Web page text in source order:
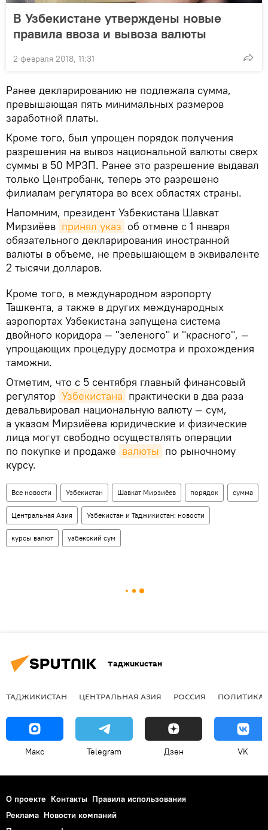
В Узбекистане утверждены новые
правила ввоза и вывоза валюты
2 февраля 2018, 11:31
Ранее декларированию не подлежала сумма,
превышающая пять минимальных размеров
заработной платы.
Кроме того, был упрощен порядок получения
разрешения на вывоз национальной валюты сверх
суммы в 50 МРЗП. Ранее это разрешение выдавал
только Центробанк, теперь это разрешено
филиалам регулятора во всех областях страны.
Напомним, президент Узбекистана Шавкат
Мирзиёев принял указ об отмене с 1 января
обязательного декларирования иностранной
валюты в объеме, не превышающем в эквиваленте
2 тысячи долларов.
Кроме того, в международном аэропорту
Ташкента, а также в других международных
аэропортах Узбекистана запущена система
двойного коридора — "зеленого" и "красного", —
упрощающих процедуру досмотра и прохождения
таможни.
Отметим, что с 5 сентября главный финансовый
регулятор Узбекистана практически в два раза
девальвировал национальную валюту — сум,
а указом Мирзиёева юридические и физические
лица могут свободно осуществлять операции
по покупке и продаже валюты по рыночному
курсу.
Все новости Узбекистан Шавкат Мирзиёев порядок сумма
Центральная Азия Узбекистан и Таджикистан: новости
курсы валют узбекский сум
Таджикистан
ТАДЖИКИСТАН ЦЕНТРАЛЬНАЯ АЗИЯ РОССИЯ ПОЛИТИКА
Макс Telegram Дзен VK
О проекте Контакты Правила использования
Реклама Новости компаний